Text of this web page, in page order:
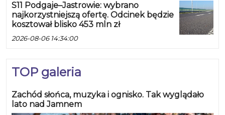
S11 Podgaje–Jastrowie: wybrano
najkorzystniejszą ofertę. Odcinek będzie
kosztował blisko 453 mln zł
2026-08-06 14:34:00
TOP galeria
Zachód słońca, muzyka i ognisko. Tak wyglądało
lato nad Jamnem